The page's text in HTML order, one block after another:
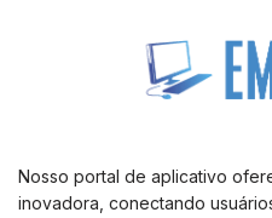
Nosso portal de aplicativo
inovadora, conectando